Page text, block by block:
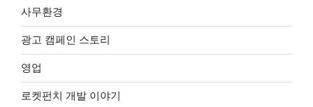
사무환경
광고 캠페인 스토리
영업
로켓펀치 개발 이야기